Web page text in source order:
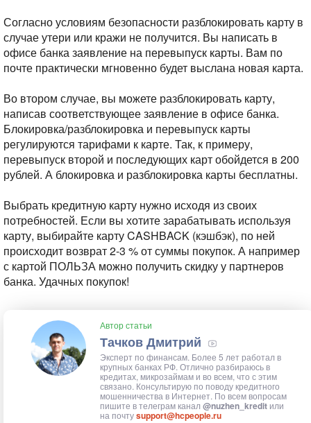
Согласно условиям безопасности разблокировать карту в
случае утери или кражи не получится. Вы написать в
офисе банка заявление на перевыпуск карты. Вам по
почте практически мгновенно будет выслана новая карта.
Во втором случае, вы можете разблокировать карту,
написав соответствующее заявление в офисе банка.
Блокировка/разблокировка и перевыпуск карты
регулируются тарифами к карте. Так, к примеру,
перевыпуск второй и последующих карт обойдется в 200
рублей. А блокировка и разблокировка карты бесплатны.
Выбрать кредитную карту нужно исходя из своих
потребностей. Если вы хотите зарабатывать используя
карту, выбирайте карту CASHBACK (кэшбэк), по ней
происходит возврат 2-3 % от суммы покупок. А например
с картой ПОЛЬЗА можно получить скидку у партнеров
банка. Удачных покупок!
Автор статьи
Тачков Дмитрий
Эксперт по финансам. Более 5 лет работал в
крупных банках РФ. Отлично разбираюсь в
кредитах, микрозаймам и во всем, что с этим
связано. Консультирую по поводу кредитного
мошенничества в Интернет. По всем вопросам
пишите в телеграм канал @nuzhen_kredit или
на почтуsupport@hcpeople.ru